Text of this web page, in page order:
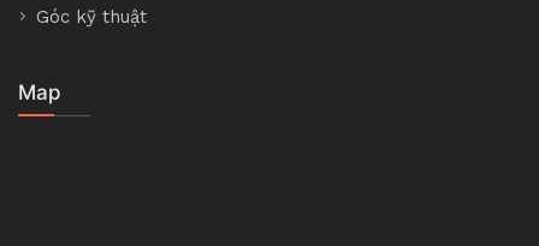
Góc kỹ thuật
Map